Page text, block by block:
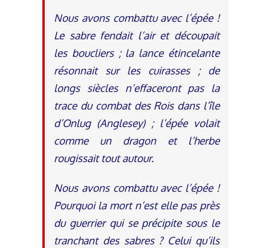
Nous avons combattu avec l’épée !
Le sabre fendait l’air et découpait
les boucliers ; la lance étincelante
résonnait sur les cuirasses ; de
longs siècles n’effaceront pas la
trace du combat des Rois dans l’île
d’Onlug (Anglesey) ; l’épée volait
comme un dragon et l’herbe
rougissait tout autour.
Nous avons combattu avec l’épée !
Pourquoi la mort n’est elle pas près
du guerrier qui se précipite sous le
tranchant des sabres ? Celui qu’ils